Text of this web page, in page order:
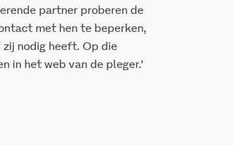
partner proberen de
met hen te beperken,
nodig heeft. Op die
in het web van de pleger.’